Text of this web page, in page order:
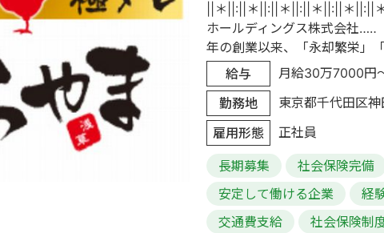
||＊||:||＊||:||＊||:||＊||:||＊||:||
ホールディングス株式会社…‥
年の創業以来、「永却繁栄」
給与
月給30万7000円
勤務地
東京都千代田区
雇用形態
正社員
長期募集 社会保険完備
安定して働ける企業
経
交通費支給
社会保険制